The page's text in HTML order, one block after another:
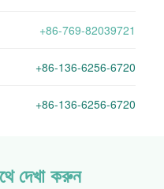
+86-769-82039721
+86-136-6256-6720
+86-136-6256-6720
দেখা করুন